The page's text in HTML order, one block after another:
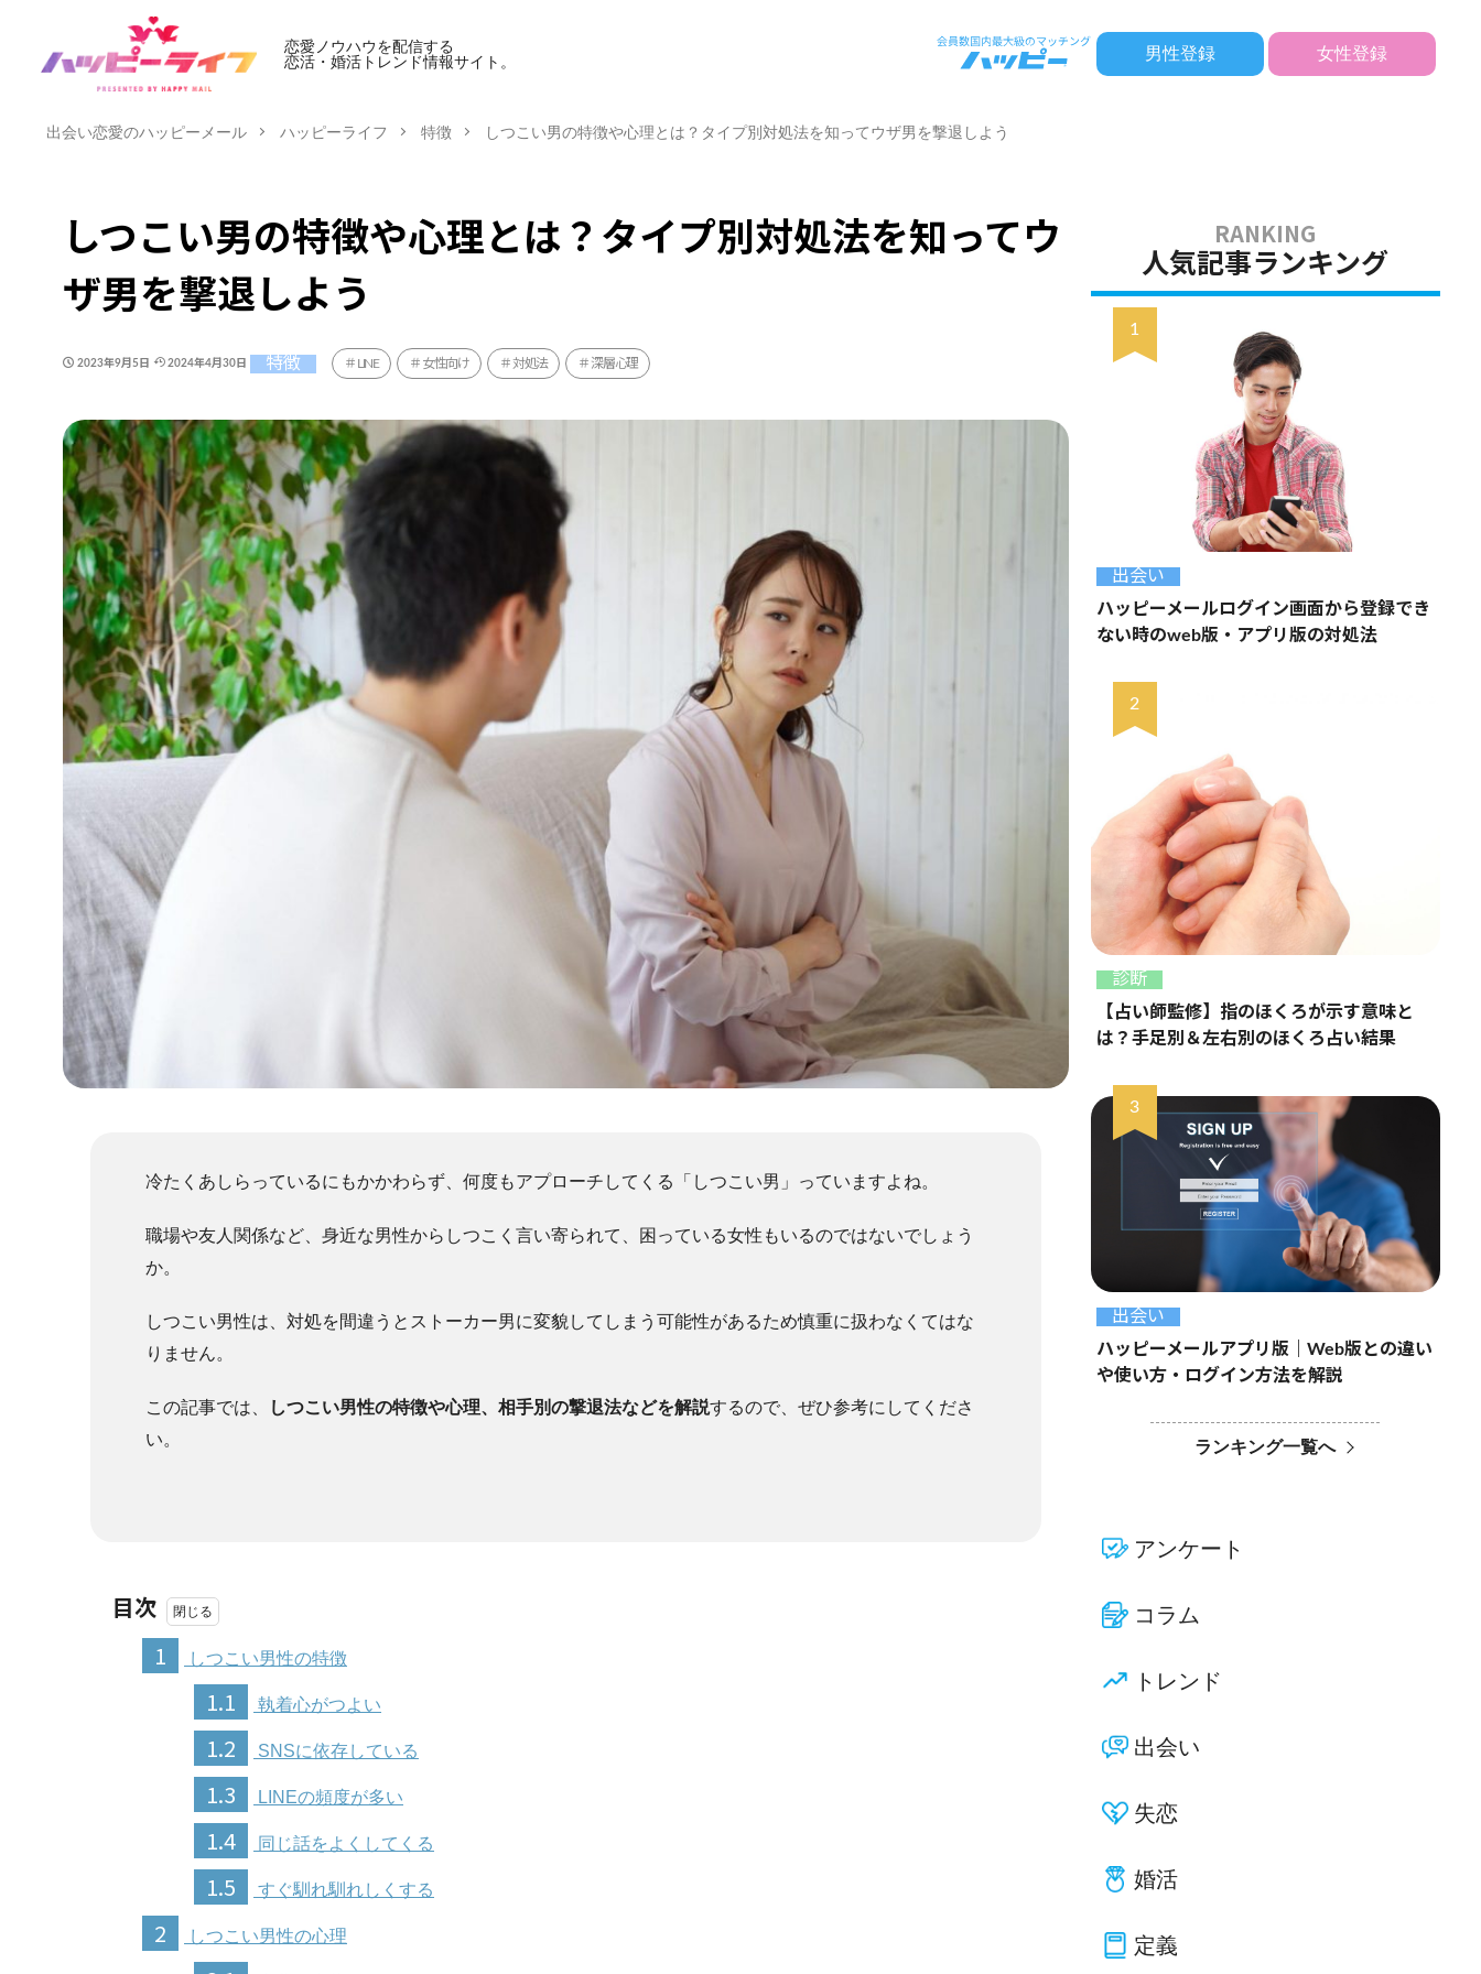
恋愛ノウハウを配信する
恋活・婚活トレンド情報サイト。
男性登録 女性登録
出会い恋愛のハッピーメール ハッピーライフ 特徴 しつこい男の特徴や心理とは？タイプ別対処法を知ってウザ男を撃退しよう
しつこい男の特徴や心理とは？タイプ別対処法を知ってウ
ザ男を撃退しよう
2023年9月5日 2024年4月30日 特徴 LINE 女性向け 対処法 深層心理
冷たくあしらっているにもかかわらず、何度もアプローチしてくる「しつこい男」っていますよね。
職場や友人関係など、身近な男性からしつこく言い寄られて、困っている女性もいるのではないでしょう
か。
しつこい男性は、対処を間違うとストーカー男に変貌してしまう可能性があるため慎重に扱わなくてはな
りません。
この記事では、 しつこい男性の特徴や心理、相手別の撃退法などを解説するので、ぜひ参考にしてくださ
い。
目次
1
しつこい男性の特徴
1.1 執着心がつよい
1.2 SNSに依存している
1.3 LINEの頻度が多い
1.4 同じ話をよくしてくる
1.5 すぐ馴れ馴れしくする
2 しつこい男性の心理
人気記事ランキング
出会い
ハッピーメールログイン画面から登録でき
ない時のweb版・アプリ版の対処法
診断
【占い師監修】指のほくろが示す意味と
は？手足別＆左右別のほくろ占い結果
出会い
ハッピーメールアプリ版｜Web版との違い
や使い方・ログイン方法を解説
ランキング一覧へ
アンケート
コラム
トレンド
出会い
失恋
婚活
定義